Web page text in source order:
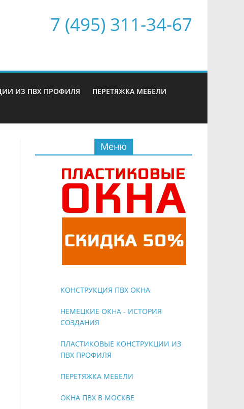
7 (495) 311-34-67
ИЗ ПВХ ПРОФИЛЯ ПЕРЕТЯЖКА МЕБЕЛИ
Меню
КОНСТРУКЦИЯ ПВХ ОКНА
НЕМЕЦКИЕ ОКНА - ИСТОРИЯ
СОЗДАНИЯ
ПЛАСТИКОВЫЕ КОНСТРУКЦИИ ИЗ
ПВХ ПРОФИЛЯ
ПЕРЕТЯЖКА МЕБЕЛИ
ОКНА ПВХ В МОСКВЕ